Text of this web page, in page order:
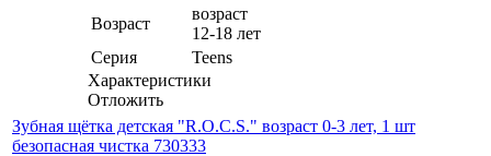
Возраст
возраст
12-18 лет
Серия
Teens
Характеристики
Отложить
Зубная щётка детская "R.O.C.S." возраст 0-3 лет, 1 шт
безопасная чистка 730333